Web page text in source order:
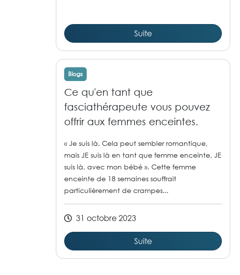
Suite
Blogs
Ce qu'en tant que
fasciathérapeute vous pouvez
offrir aux femmes enceintes.
« Je suis là. Cela peut sembler romantique,
mais JE suis là en tant que femme enceinte, JE
suis là, avec mon bébé ». Cette femme
enceinte de 18 semaines souffrait
particulièrement de crampes...
31 octobre 2023
Suite